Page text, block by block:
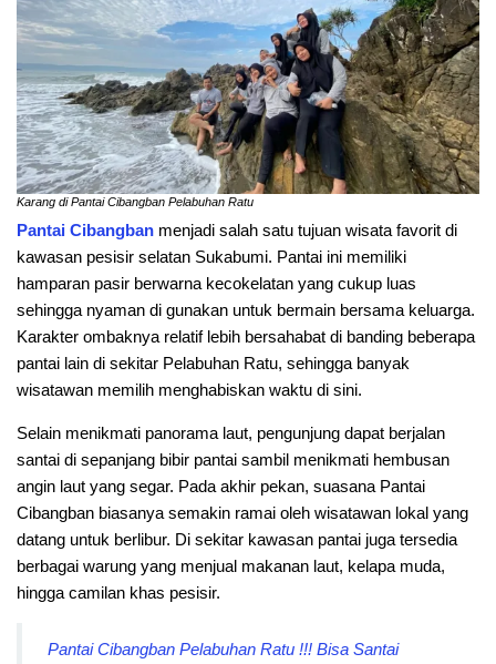
Karang di Pantai Cibangban Pelabuhan Ratu
Pantai Cibangban menjadi salah satu tujuan wisata favorit di
kawasan pesisir selatan Sukabumi. Pantai ini memiliki
hamparan pasir berwarna kecokelatan yang cukup luas
sehingga nyaman di gunakan untuk bermain bersama keluarga.
Karakter ombaknya relatif lebih bersahabat di banding beberapa
pantai lain di sekitar Pelabuhan Ratu, sehingga banyak
wisatawan memilih menghabiskan waktu di sini.
Selain menikmati panorama laut, pengunjung dapat berjalan
santai di sepanjang bibir pantai sambil menikmati hembusan
angin laut yang segar. Pada akhir pekan, suasana Pantai
Cibangban biasanya semakin ramai oleh wisatawan lokal yang
datang untuk berlibur. Di sekitar kawasan pantai juga tersedia
berbagai warung yang menjual makanan laut, kelapa muda,
hingga camilan khas pesisir.
Pantai Cibangban Pelabuhan Ratu !!! Bisa Santai